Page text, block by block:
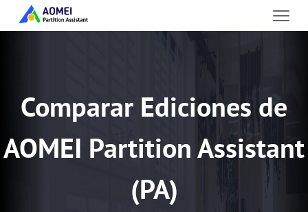
Comparar Ediciones de
AOMEI Partition Assistant
(PA)